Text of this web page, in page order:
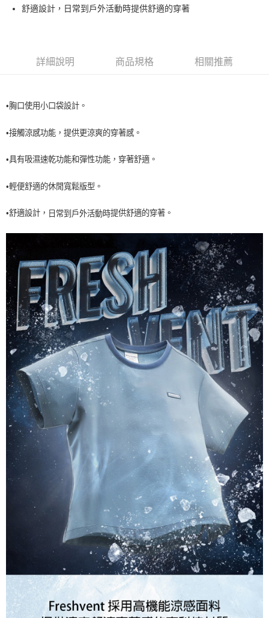
每筆NT$60，滿NT$990(含以上)免運費
7-11取貨<未取貨列黑名單/不支援離島取退>
每筆NT$60，滿NT$990(含以上)免運費
每筆NT$80，滿NT$990(含以上)免運費
舒適設計，日常到戶外活動時提供舒適的穿著
詳細說明 商品規格 相關推薦
•胸口使用小口袋設計。
•接觸涼感功能，提供更涼爽的穿著感。
•具有吸濕速乾功能和彈性功能，穿著舒適。
•輕便舒適的休閒寬鬆版型。
•舒適設計 ， 日常到戶外活動時提供舒適的穿著。